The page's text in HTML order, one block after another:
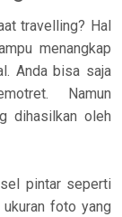
travelling? Hal
menangkap
Anda bisa saja
Namun
dihasilkan oleh
pintar seperti
foto yang